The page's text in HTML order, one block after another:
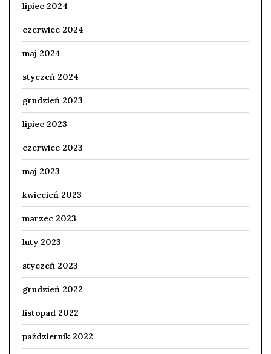
lipiec 2024
czerwiec 2024
maj 2024
styczeń 2024
grudzień 2023
lipiec 2023
czerwiec 2023
maj 2023
kwiecień 2023
marzec 2023
luty 2023
styczeń 2023
grudzień 2022
listopad 2022
październik 2022